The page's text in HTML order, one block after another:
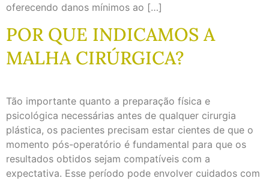
oferecendo danos mínimos ao […]
POR QUE INDICAMOS A
MALHA CIRÚRGICA?
Tão importante quanto a preparação física e
psicológica necessárias antes de qualquer cirurgia
plástica, os pacientes precisam estar cientes de que o
momento pós-operatório é fundamental para que os
resultados obtidos sejam compatíveis com a
expectativa. Esse período pode envolver cuidados com